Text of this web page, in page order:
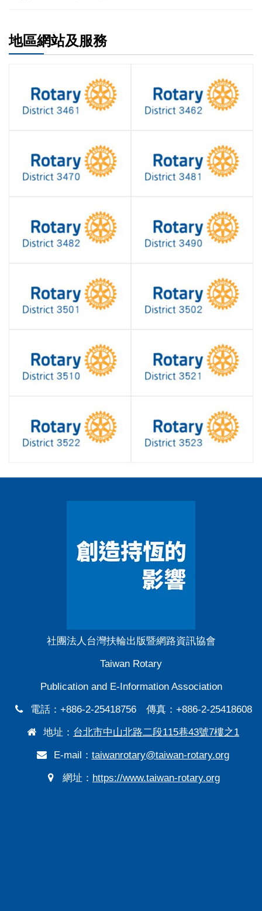
地區網站及服務
社團法人台灣扶輪出版暨網路資訊協會
Taiwan Rotary
Publication and E-Information Association
電話：+886-2-25418756 傳真：+886-2-25418608
地址： 台北市中山北路二段115巷43號7樓之1
E-mail： taiwanrotary@taiwan-rotary.org
網址： https://www.taiwan-rotary.org